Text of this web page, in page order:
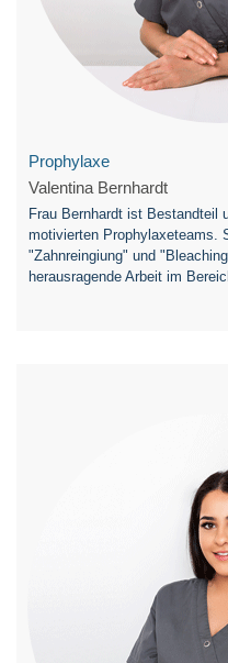
Prophylaxe
Valentina Bernhardt
Frau Bernhardt ist Bestandteil
motivierten Prophylaxeteams.
"Zahnreingiung" und
herausragende Arbeit im